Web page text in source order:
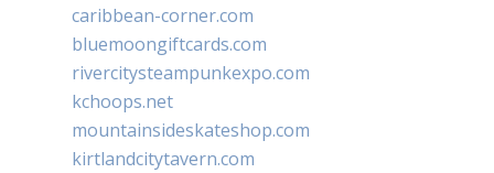
caribbean-corner.com
bluemoongiftcards.com
rivercitysteampunkexpo.com
kchoops.net
mountainsideskateshop.com
kirtlandcitytavern.com